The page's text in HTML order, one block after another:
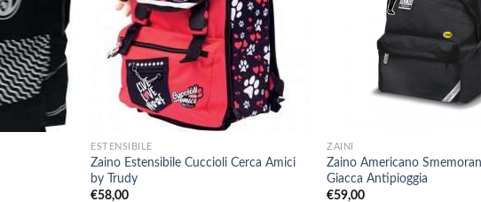
ESTENSIBILE
Zaino Estensibile Cuccioli Cerca Amici
by Trudy
€58,00
ZAINI
Zaino Americano
Giacca Antipioggia
€59,00